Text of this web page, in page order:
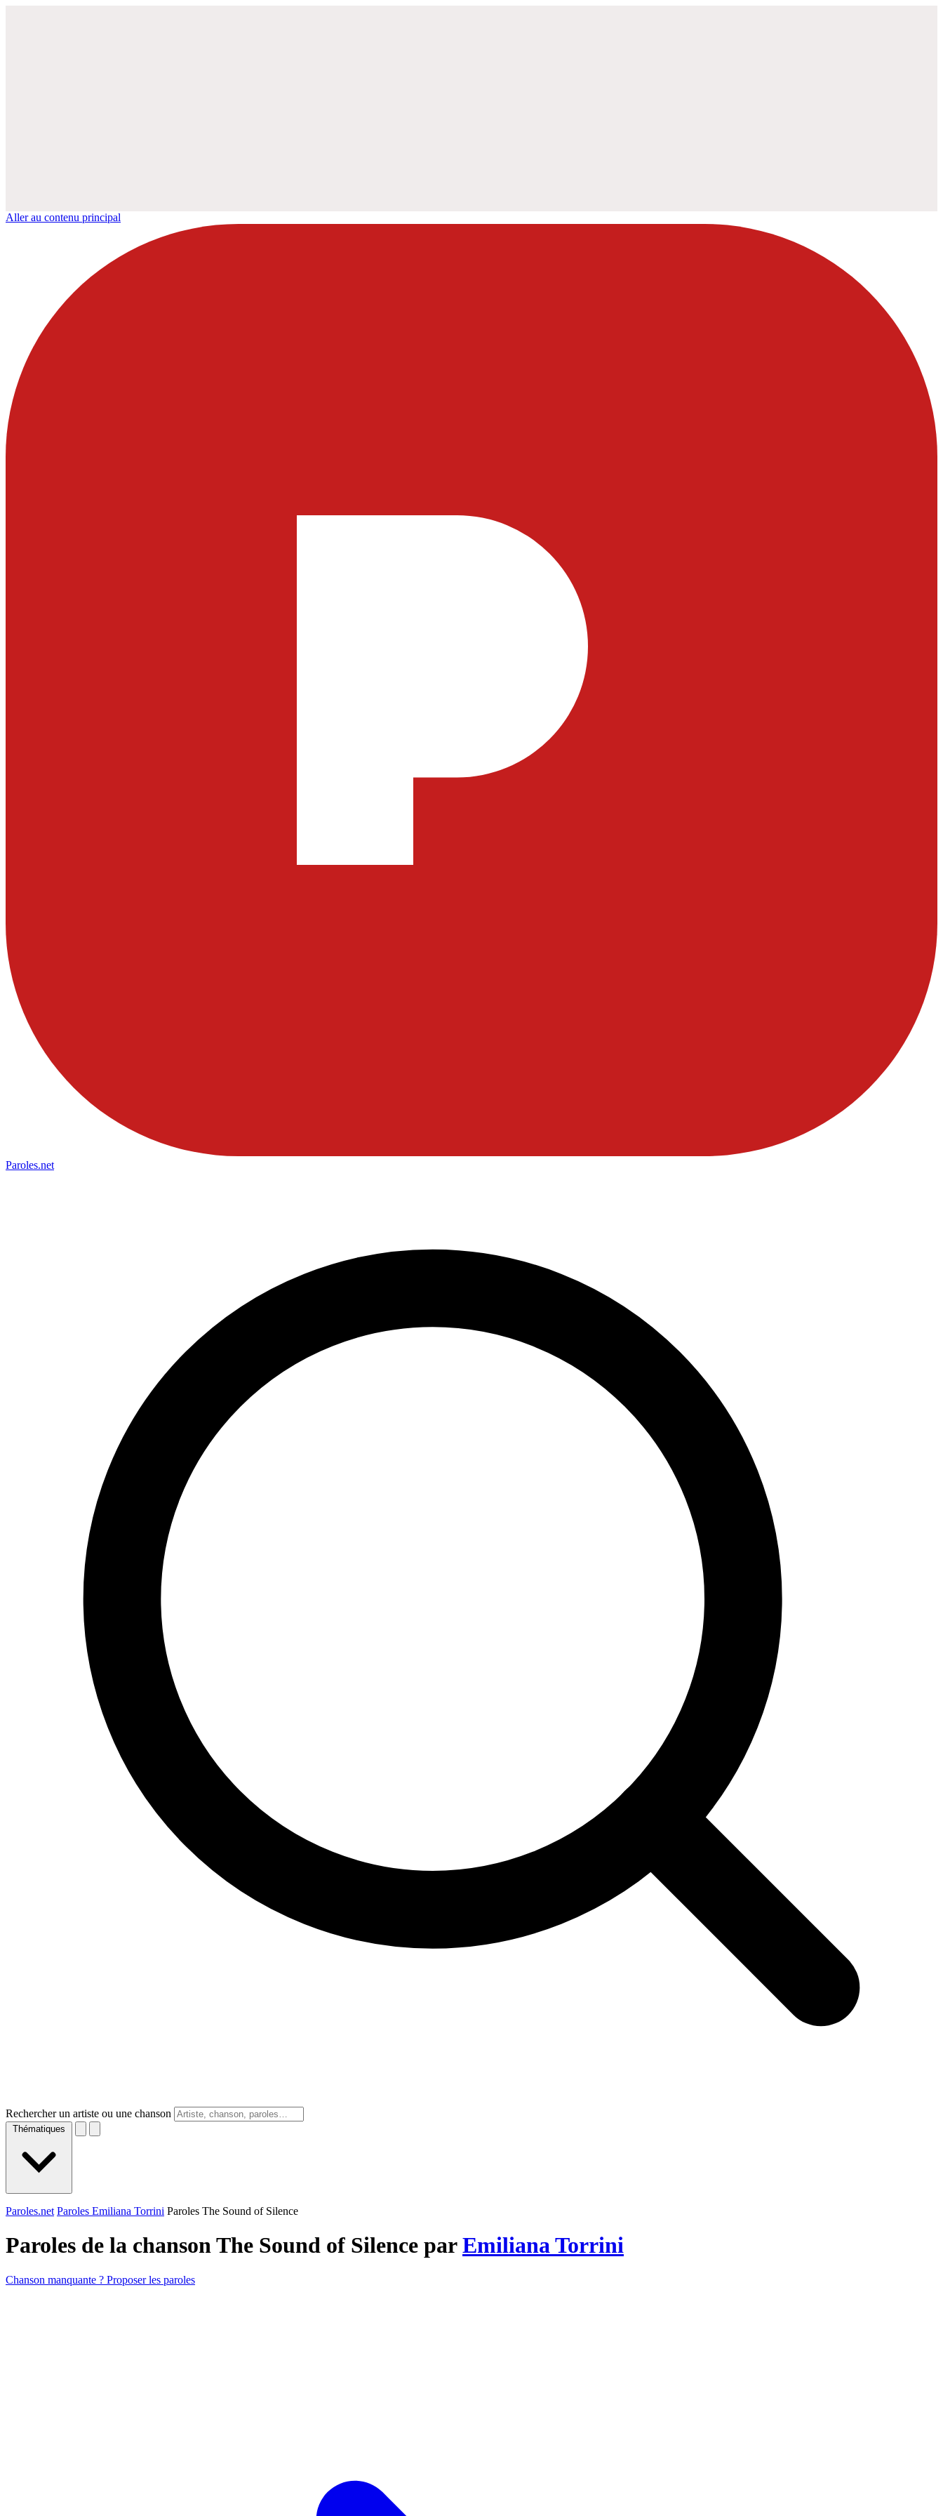
Aller au contenu principal
Paroles.net
Rechercher un artiste ou une chanson
Thématiques
Paroles.net Paroles Emiliana Torrini Paroles The Sound of Silence
Paroles de la chanson The Sound of Silence parEmiliana Torrini
Chanson manquante ? Proposer les paroles